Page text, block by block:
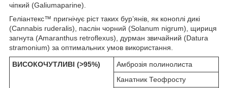
чіпкий (Galiumaparine).
Геліантекс™ пригнічує ріст таких бур’янів, як коноплі дикі
(Cannabis ruderalis), паслін чорний (Solanum nigrum), щириця
загнута (Amaranthus retroflexus), дурман звичайний (Datura
stramonium) за оптимальних умов використання.
ВИСОКОЧУТЛИВІ (>95%)
Амброзія полинолиста
Канатник Теофросту